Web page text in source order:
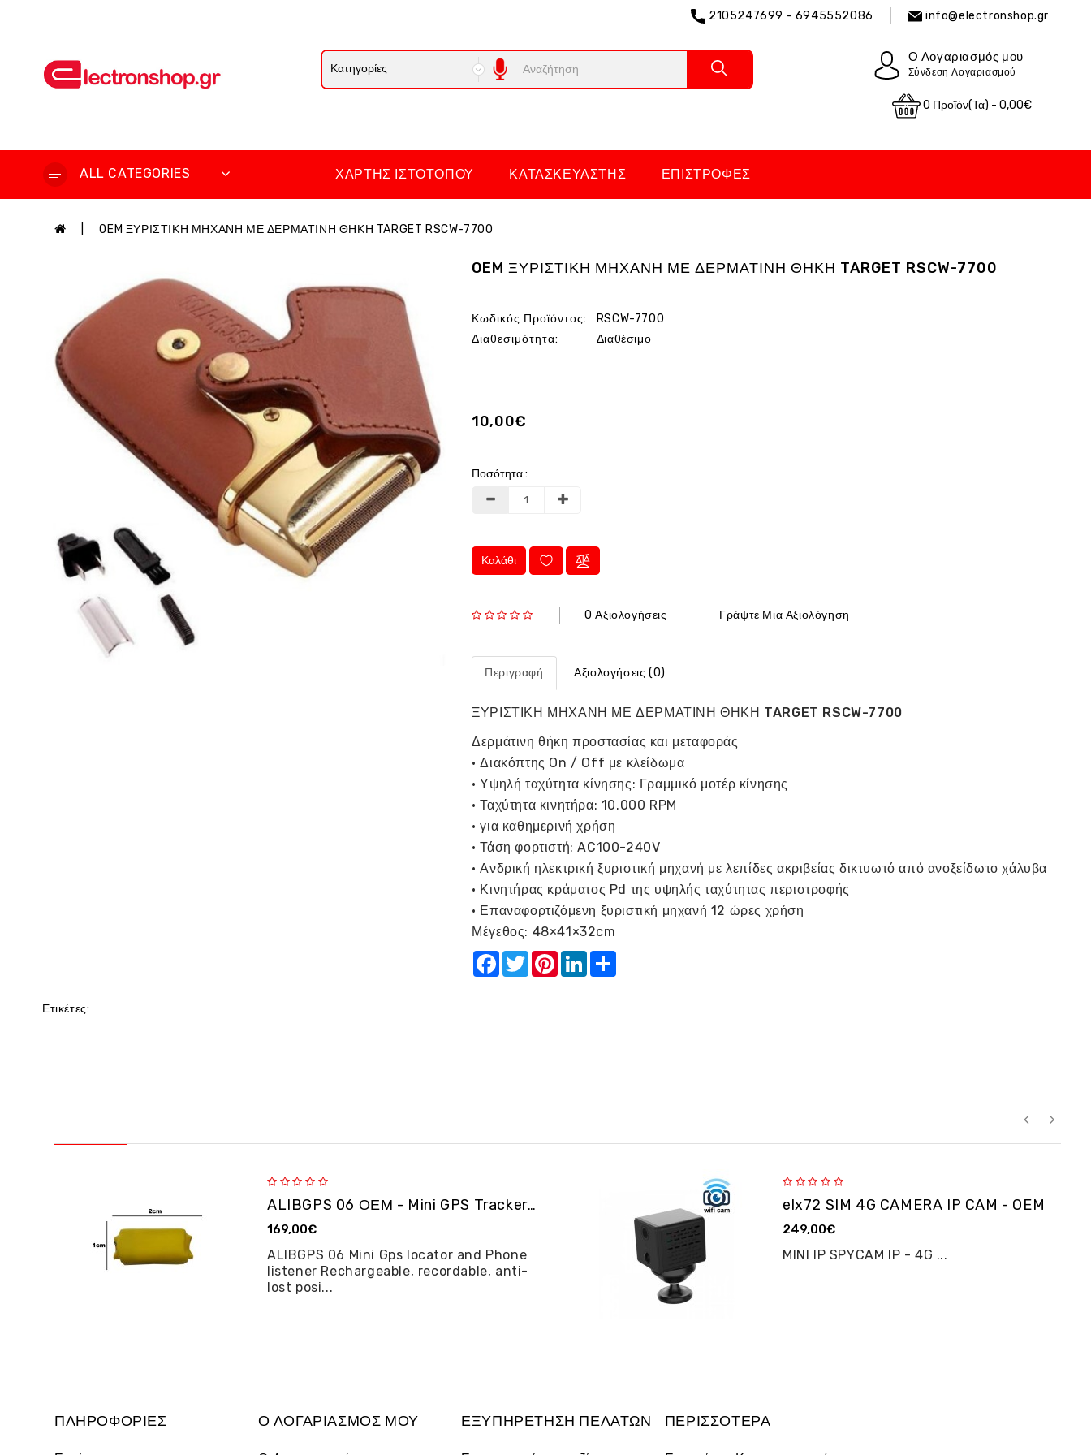
2105247699 - 6945552086 info@electronshop.gr
Ο Λογαριασμός μου
Σύνδεση Λογαριασμού
0 Προϊόν(τα) - 0,00€
ALL CATEGORIES ΧΆΡΤΗΣ ΙΣΤΌΤΟΠΟΥ ΚΑΤΑΣΚΕΥΑΣΤΉΣ ΕΠΙΣΤΡΟΦΈΣ
OEM ΞΥΡΙΣΤΙΚΗ ΜΗΧΑΝΗ ΜΕ ΔΕΡΜΑΤΙΝΗ ΘΗΚΗ TARGET RSCW-7700
OEM ΞΥΡΙΣΤΙΚΗ ΜΗΧΑΝΗ ΜΕ ΔΕΡΜΑΤΙΝΗ ΘΗΚΗ TARGET RSCW-7700
Κωδικός Προϊόντος:
RSCW-7700
Διαθεσιμότητα:
Διαθέσιμο
10,00€
Ποσότητα :
Καλάθι
0 Αξιολογήσεις Γράψτε Μια Αξιολόγηση
Περιγραφή Αξιολογήσεις (0)
ΞΥΡΙΣΤΙΚΗ ΜΗΧΑΝΗ ΜΕ ΔΕΡΜΑΤΙΝΗ ΘΗΚΗ TARGET RSCW-7700
Δερμάτινη θήκη προστασίας και μεταφοράς
• Διακόπτης On / Off με κλείδωμα
• Υψηλή ταχύτητα κίνησης: Γραμμικό μοτέρ κίνησης
• Ταχύτητα κινητήρα: 10.000 RPM
• για καθημερινή χρήση
• Τάση φορτιστή: AC100-240V
• Ανδρική ηλεκτρική ξυριστική μηχανή με λεπίδες ακριβείας δικτυωτό από ανοξείδωτο χάλυβα
• Κινητήρας κράματος Pd της υψηλής ταχύτητας περιστροφής
• Επαναφορτιζόμενη ξυριστική μηχανή 12 ώρες χρήση
Μέγεθος: 48×41×32cm
Facebook
TwitterPinterestLinkedIn
Ετικέτες:
ALIBGPS 06 ΟΕΜ - Mini GPS Tracker και φω�...
169,00€
ALIBGPS 06 Mini Gps locator and Phone
listener Rechargeable, recordable, anti-
lost posi...
elx72 SIM 4G CAMERA IP CAM - OEM
249,00€
MINI IP SPYCAM IP - 4G ...
ΠΛΗΡΟΦΟΡΊΕΣ Ο ΛΟΓΑΡΙΑΣΜΌΣ ΜΟΥ ΕΞΥΠΗΡΈΤΗΣΗ ΠΕΛΑΤΏΝ ΠΕΡΙΣΣΌΤΕΡΑ